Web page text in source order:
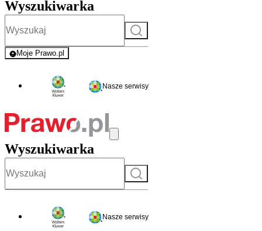
Wyszukiwarka
Szukaj
Moje Prawo.pl
- rejestracja i logowanie do serwisu
Nasze serwisy
Wyszukiwarka
Szukaj
Nasze serwisy